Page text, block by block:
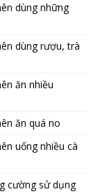
dùng những
dùng rượu, trà
ăn nhiều
ăn quá no
uống nhiều cà
cường sử dụng